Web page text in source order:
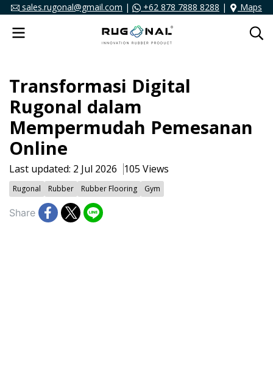
sales.rugonal@gmail.com | +62 878 7888 8288 | Maps
Transformasi Digital
Rugonal dalam
Mempermudah Pemesanan
Online
Last updated: 2 Jul 2026 105 Views
Rugonal Rubber Rubber Flooring Gym
Share